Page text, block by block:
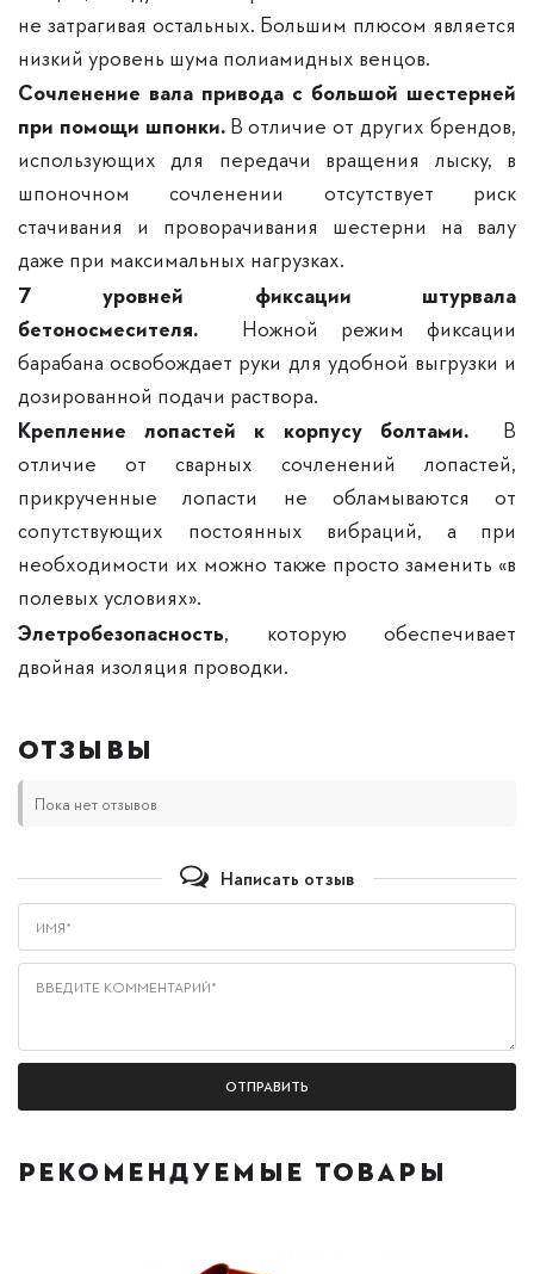
не затрагивая остальных. Большим плюсом является
низкий уровень шума полиамидных венцов.
Сочленение вала привода с большой шестерней
при помощи шпонки.В отличие от других брендов,
использующих для передачи вращения лыску, в
шпоночном сочленении отсутствует риск
стачивания и проворачивания шестерни на валу
даже при максимальных нагрузках.
7 уровней фиксации штурвала
бетоносмесителя. Ножной режим фиксации
барабана освобождает руки для удобной выгрузки и
дозированной подачи раствора.
Крепление лопастей к корпусу болтами.В
отличие от сварных сочленений лопастей,
прикрученные лопасти не обламываются от
сопутствующих постоянных вибраций, а при
необходимости их можно также просто заменить «в
полевых условиях».
Элетробезопасность, которую обеспечивает
двойная изоляция проводки.
ОТЗЫВЫ
Пока нет отзывов
Написать отзыв
Имя*
Введите комментарий*
РЕКОМЕНДУЕМЫЕ ТОВАРЫ